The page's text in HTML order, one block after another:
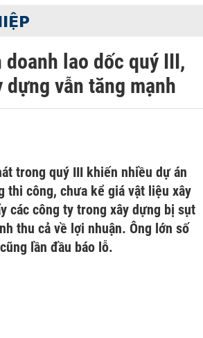
doanh lao dốc quý III,
dựng vẫn tăng mạnh
trong quý III khiến nhiều dự án
thi công, chưa kể giá vật liệu xây
các công ty trong xây dựng bị sụt
thu cả về lợi nhuận. Ông lớn số
lần đầu báo lỗ.